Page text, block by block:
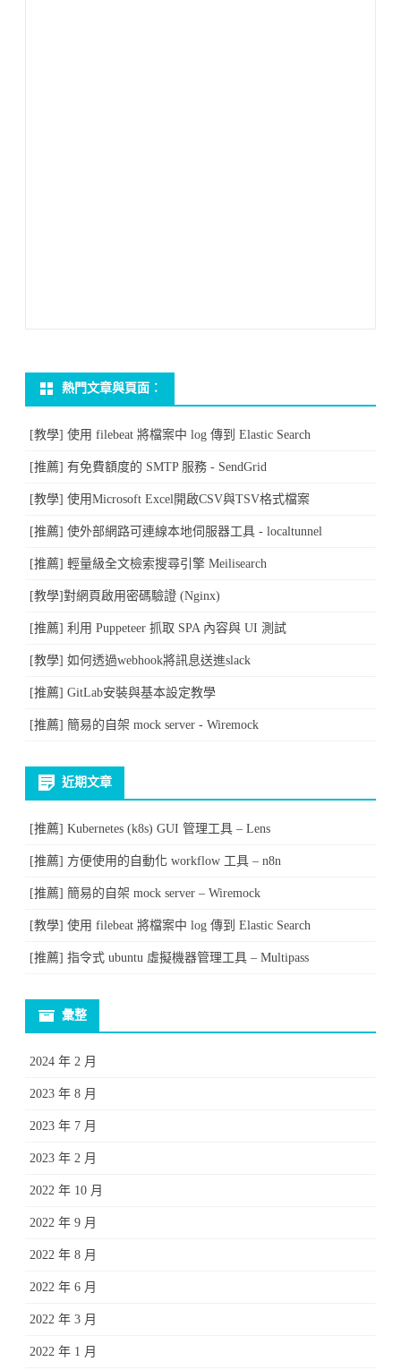
熱門文章與頁面︰
[教學] 使用 filebeat 將檔案中 log 傳到 Elastic Search
[推薦] 有免費額度的 SMTP 服務 - SendGrid
[教學] 使用Microsoft Excel開啟CSV與TSV格式檔案
[推薦] 使外部網路可連線本地伺服器工具 - localtunnel
[推薦] 輕量級全文檢索搜尋引擎 Meilisearch
[教學]對網頁啟用密碼驗證 (Nginx)
[推薦] 利用 Puppeteer 抓取 SPA 內容與 UI 測試
[教學] 如何透過webhook將訊息送進slack
[推薦] GitLab安裝與基本設定教學
[推薦] 簡易的自架 mock server - Wiremock
近期文章
[推薦] Kubernetes (k8s) GUI 管理工具 – Lens
[推薦] 方便使用的自動化 workflow 工具 – n8n
[推薦] 簡易的自架 mock server – Wiremock
[教學] 使用 filebeat 將檔案中 log 傳到 Elastic Search
[推薦] 指令式 ubuntu 虛擬機器管理工具 – Multipass
彙整
2024 年 2 月
2023 年 8 月
2023 年 7 月
2023 年 2 月
2022 年 10 月
2022 年 9 月
2022 年 8 月
2022 年 6 月
2022 年 3 月
2022 年 1 月